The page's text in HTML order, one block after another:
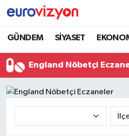
GÜNDEM SİYASET
England Nöbetçi